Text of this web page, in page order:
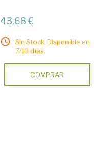
43,68 €
Sin Stock. Disponible en
7/10 días.
COMPRAR